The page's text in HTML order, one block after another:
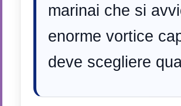
marinai che si
enorme vortice
deve scegliere